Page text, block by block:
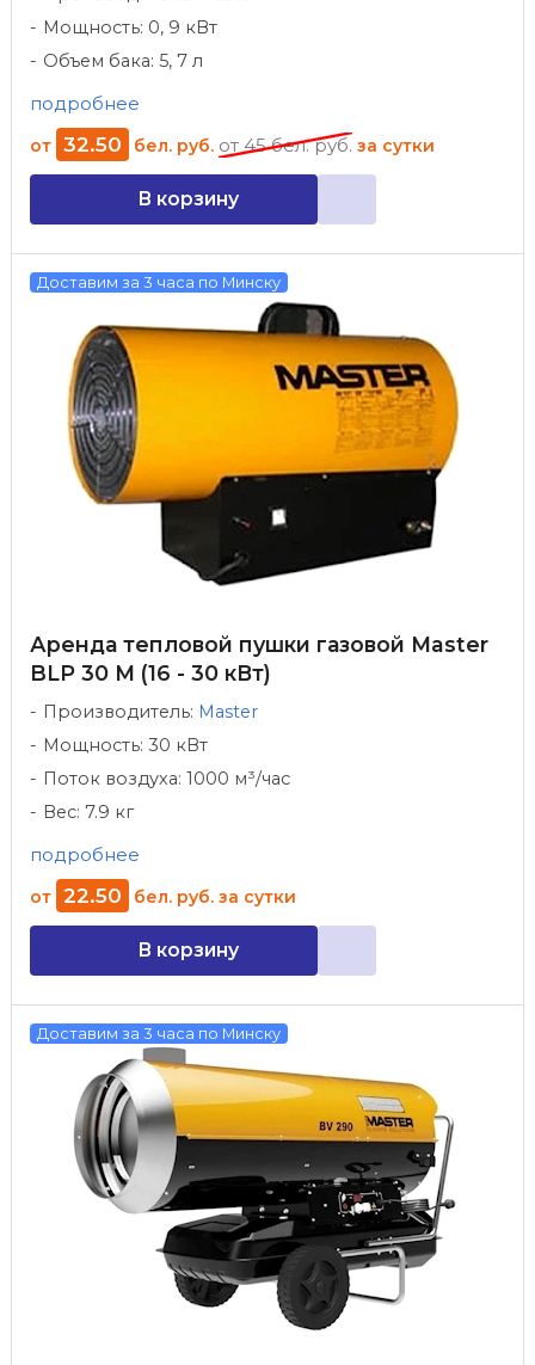
Мощность: 0, 9 кВт
Объем бака: 5, 7 л
подробнее
от 32.50 бел. руб. от45бел. руб. за сутки
В корзину
Доставим за 3 часа по Минску
Аренда тепловой пушки газовой Master
BLP 30 M (16 - 30 кВт)
Производитель: Master
Мощность: 30 кВт
Поток воздуха: 1000 м³/час
Вес: 7.9 кг
подробнее
от 22.50 бел. руб. за сутки
В корзину
Доставим за 3 часа по Минску